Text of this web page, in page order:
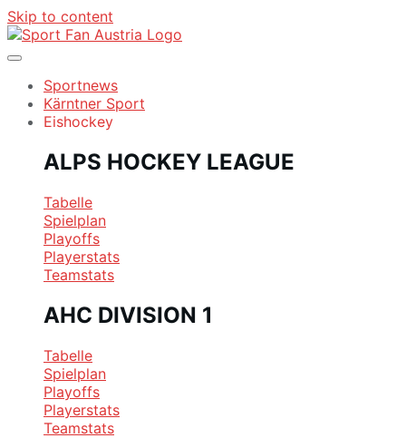
Skip to content
Sportnews
Kärntner Sport
Eishockey
ALPS HOCKEY LEAGUE
Tabelle
Spielplan
Playoffs
Playerstats
Teamstats
AHC DIVISION 1
Tabelle
Spielplan
Playoffs
Playerstats
Teamstats